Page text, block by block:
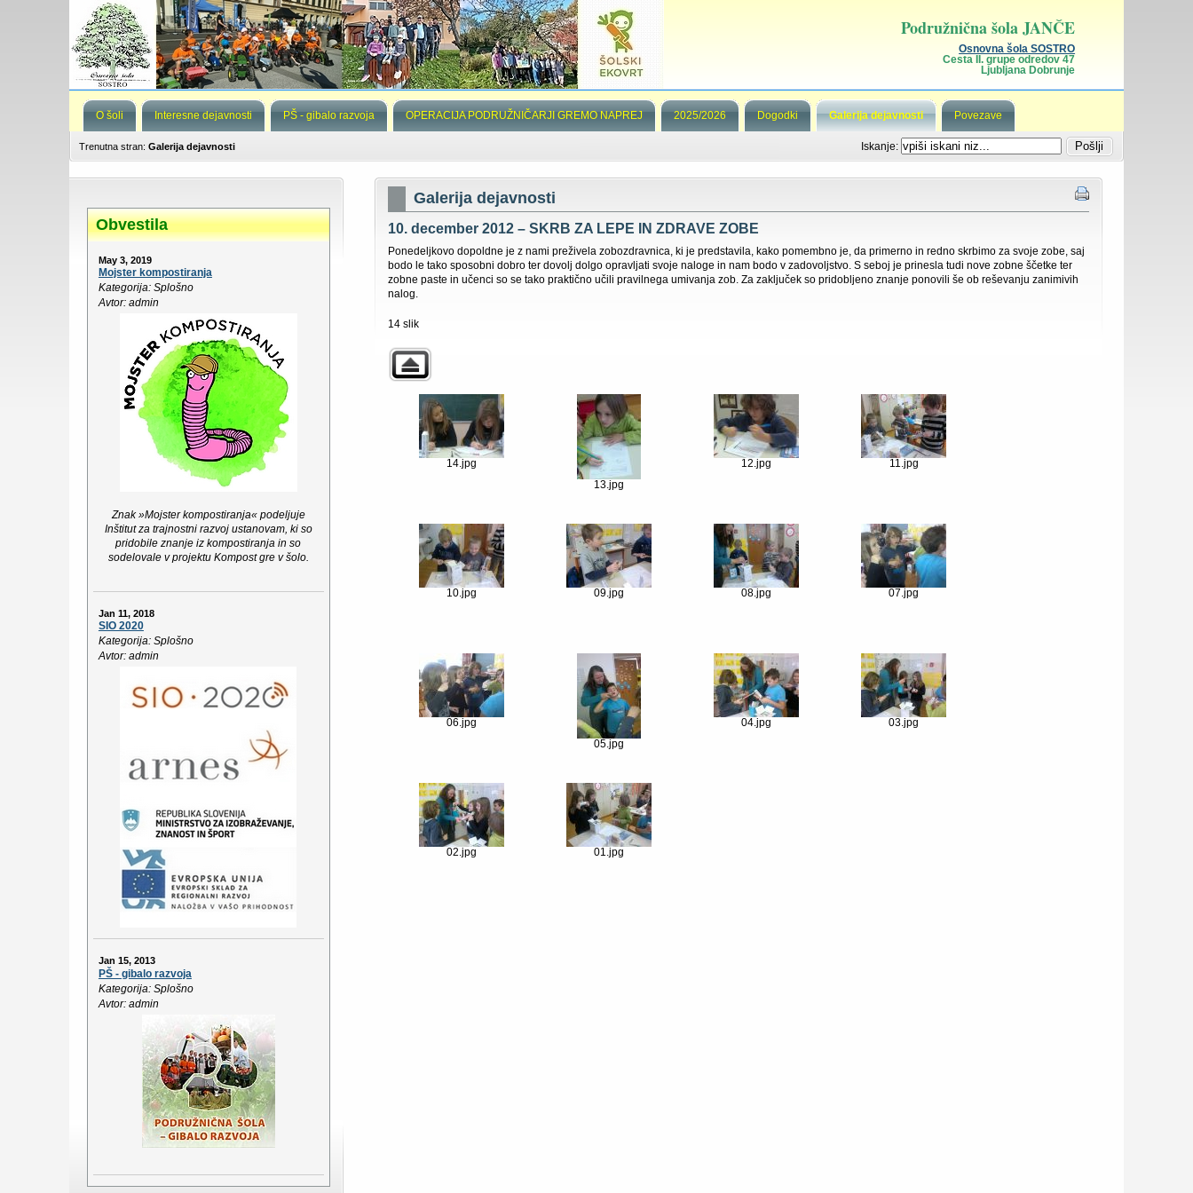
Podružnična šola JANČE
Osnovna šola SOSTRO
Cesta II. grupe odredov 47
Ljubljana Dobrunje
O šoli Interesne dejavnosti PŠ - gibalo razvoja OPERACIJA PODRUŽNIČARJI GREMO NAPREJ 2025/2026 Dogodki Galerija dejavnosti Povezave
Iskanje:
Trenutna stran: Galerija dejavnosti
Obvestila
May 3, 2019
Mojster kompostiranja
Kategorija: Splošno
Avtor: admin
Znak »Mojster kompostiranja« podeljuje
Inštitut za trajnostni razvoj ustanovam, ki so
pridobile znanje iz kompostiranja in so
sodelovale v projektu Kompost gre v šolo.
Jan 11, 2018
SIO 2020
Kategorija: Splošno
Avtor: admin
Jan 15, 2013
PŠ - gibalo razvoja
Kategorija: Splošno
Avtor: admin
Galerija dejavnosti
10. december 2012 – SKRB ZA LEPE IN ZDRAVE ZOBE
Ponedeljkovo dopoldne je z nami preživela zobozdravnica, ki je predstavila, kako pomembno je, da primerno in redno skrbimo za svoje zobe, saj
bodo le tako sposobni dobro ter dovolj dolgo opravljati svoje naloge in nam bodo v zadovoljstvo. S seboj je prinesla tudi nove zobne ščetke ter
zobne paste in učenci so se tako praktično učili pravilnega umivanja zob. Za zaključek so pridobljeno znanje ponovili še ob reševanju zanimivih
nalog.
14 slik
14.jpg
13.jpg
12.jpg 11.jpg
10.jpg 09.jpg 08.jpg 07.jpg
06.jpg
05.jpg
04.jpg 03.jpg
02.jpg 01.jpg